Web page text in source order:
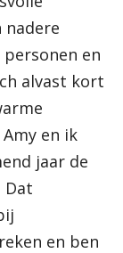
nadere
en
alvast kort
en ik
jaar de
Dat
en ben